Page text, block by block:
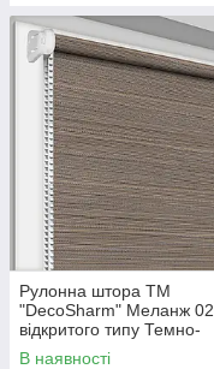
Рулонна штора ТМ
"DecoSharm" Меланж 02
відкритого типу Темно-
коричневий
В наявності